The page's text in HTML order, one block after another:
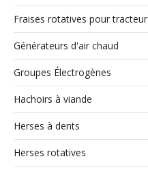
Fraises rotatives pour tracteur
Générateurs d'air chaud
Groupes Électrogènes
Hachoirs à viande
Herses à dents
Herses rotatives